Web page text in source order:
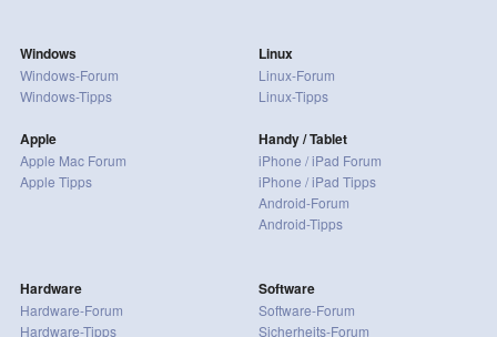
Windows
Windows-Forum
Windows-Tipps
Apple
Apple Mac Forum
Apple Tipps
Linux
Linux-Forum
Linux-Tipps
Handy / Tablet
iPhone / iPad Forum
iPhone / iPad Tipps
Android-Forum
Android-Tipps
Hardware
Hardware-Forum
Hardware-Tipps
Software
Software-Forum
Sicherheits-Forum